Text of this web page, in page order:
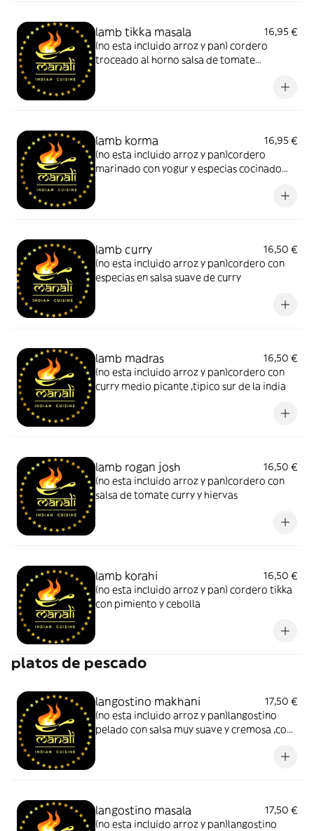
lamb tikka masala
16,95 €
(no esta incluido arroz y pan) cordero
troceado al horno salsa de tomate
lamb korma
16,95 €
(no esta incluido arroz y pan)cordero
marinado con yogur y especias cocinado
lamb curry
16,50 €
(no esta incluido arroz y pan)cordero con
especias en salsa suave de curry
lamb madras
16,50 €
(no esta incluido arroz y pan)cordero con
curry medio picante ,tipico sur de la india
lamb rogan josh
16,50 €
(no esta incluido arroz y pan)cordero con
salsa de tomate curry y hiervas
lamb korahi
16,50 €
(no esta incluido arroz y pan) cordero tikka
con pimiento y cebolla
platos de pescado
langostino makhani
17,50 €
(no esta incluido arroz y pan)langostino
pelado con salsa muy suave y cremosa ,con
langostino masala
17,50 €
(no esta incluido arroz y pan)langostino